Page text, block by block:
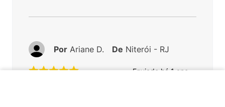
Enviado há1 ano
Por Ariane D. De Niterói - RJ